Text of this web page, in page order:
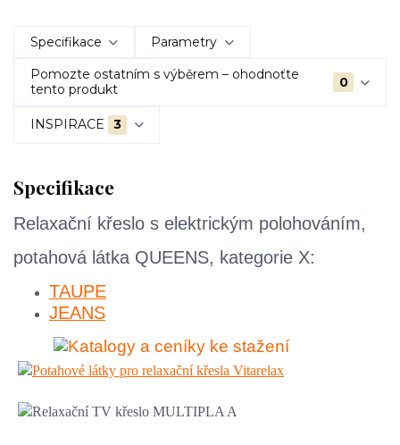
Specifikace Parametry
Pomozte ostatním s výběrem – ohodnoťte
tento produkt
0
INSPIRACE 3
Specifikace
Relaxační křeslo s elektrickým polohováním,
potahová látka QUEENS, kategorie X:
TAUPE
JEANS